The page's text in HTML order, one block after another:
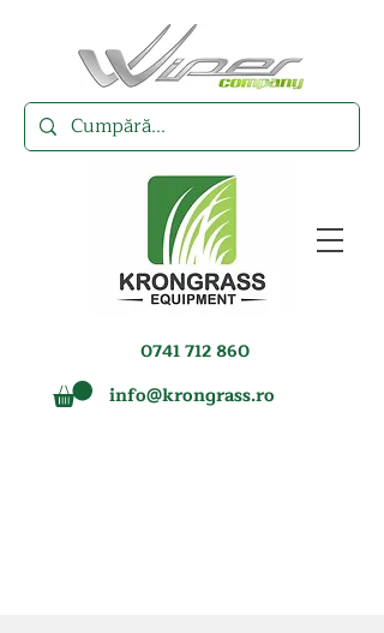
info@krongrass.ro
0741 712 860